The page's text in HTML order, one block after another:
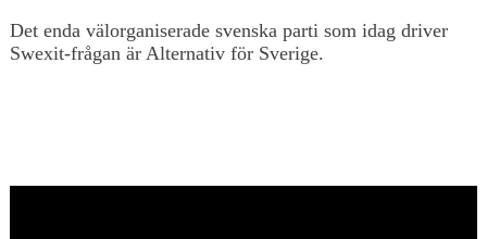
Det enda välorganiserade svenska parti som idag driver
Swexit-frågan är Alternativ för Sverige.